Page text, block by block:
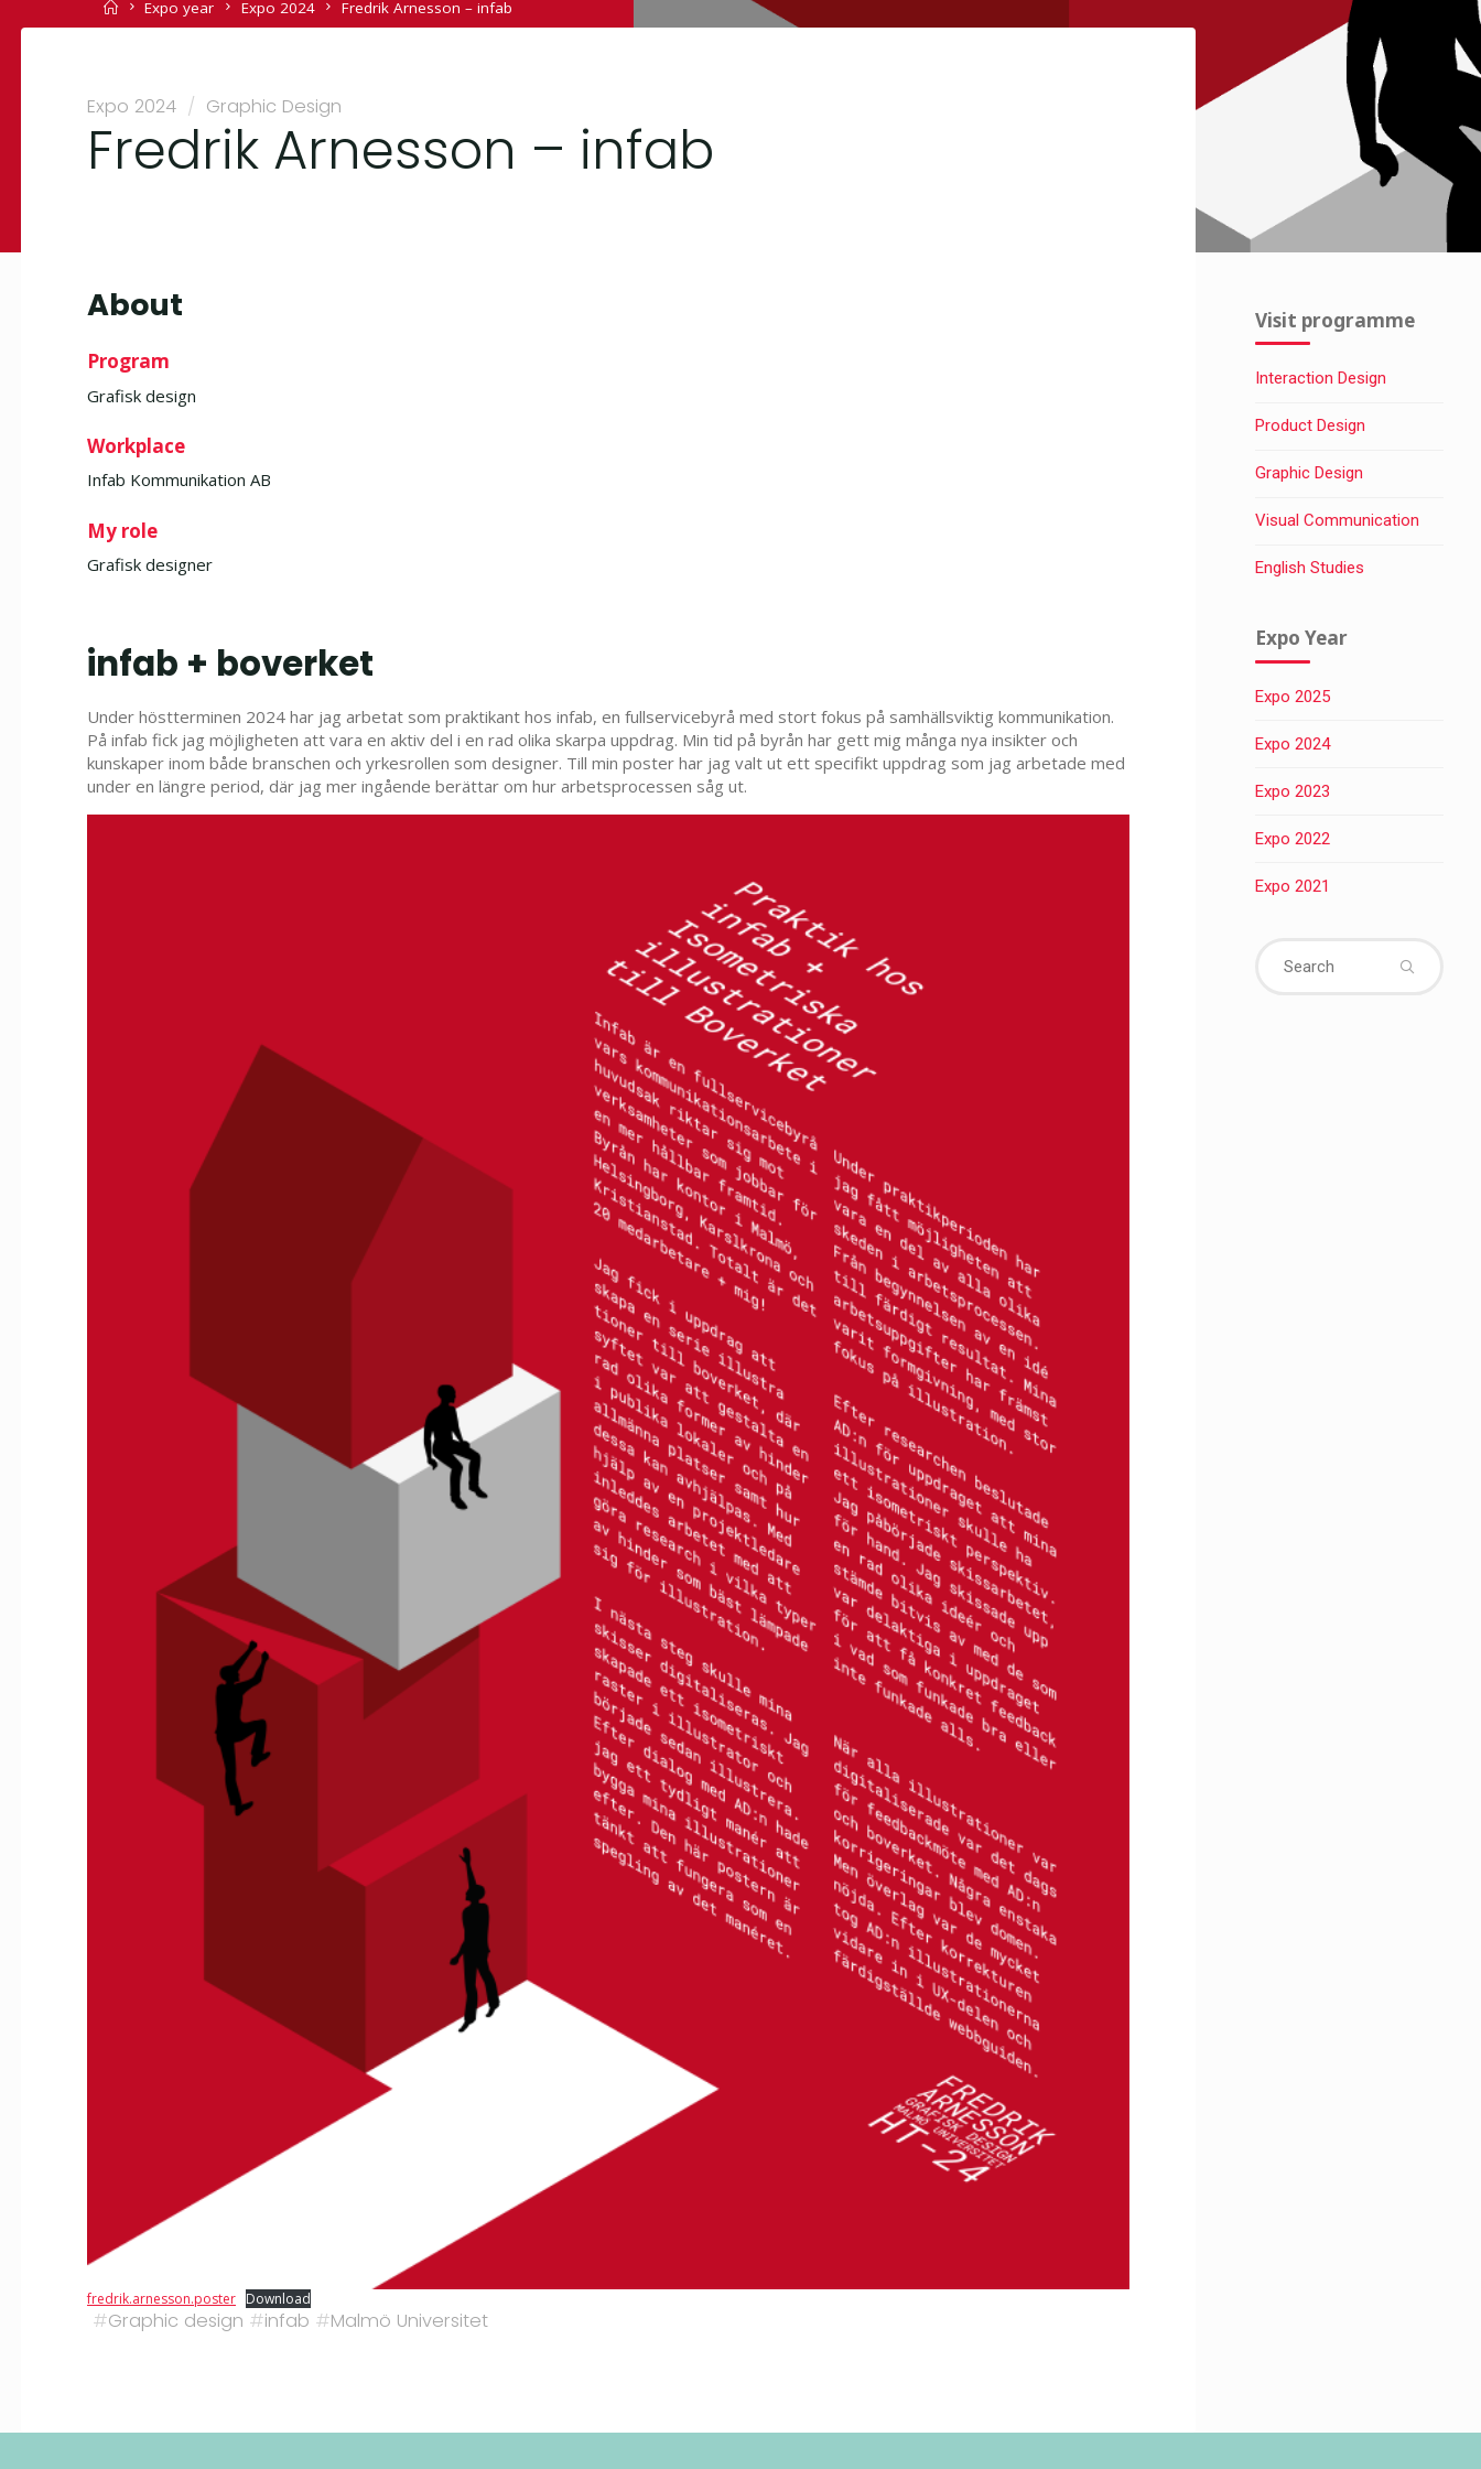
Home
Expo year Expo 2024 Fredrik Arnesson – infab
Expo 2024 / Graphic Design
Fredrik Arnesson – infab
About
Program
Grafisk design
Workplace
Infab Kommunikation AB
My role
Grafisk designer
infab + boverket
Under höstterminen 2024 har jag arbetat som praktikant hos infab, en fullservicebyrå med stort fokus på samhällsviktig kommunikation.
På infab fick jag möjligheten att vara en aktiv del i en rad olika skarpa uppdrag. Min tid på byrån har gett mig många nya insikter och
kunskaper inom både branschen och yrkesrollen som designer. Till min poster har jag valt ut ett specifikt uppdrag som jag arbetade med
under en längre period, där jag mer ingående berättar om hur arbetsprocessen såg ut.
fredrik.arnesson.poster Download
#Graphic design #infab #Malmö Universitet
Visit programme
Interaction Design
Product Design
Graphic Design
Visual Communication
English Studies
Expo Year
Expo 2025
Expo 2024
Expo 2023
Expo 2022
Expo 2021